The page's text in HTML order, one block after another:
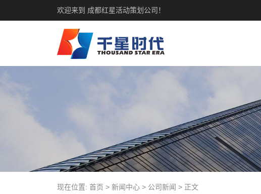
欢迎来到 成都红星活动策划公司！
现在位置: 首页 > 新闻中心> 公司新闻 > 正文